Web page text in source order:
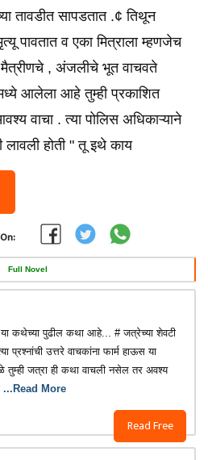
तावडीत सापडतात .¢ तिथून
पावतात व एका मित्राला म्हणजेच
मैत्रीणचे , अंजलीचे भूत वाचवते
आलेला आहे तुम्ही प्रकाशित
वाचा . त्या पोलिस अधिकाऱ्याने
लावली होती " तू इथे काय
Full Novel
Read Free
या कथेच्या पुढील कथा आहे... # जत्रेच्या शेवटी
प्रश्नांची उत्तरे वाचकांना फार्म हाऊस या
तुम्ही जत्रा ही कथा वाचली नसेल तर अवश्य
...Read More